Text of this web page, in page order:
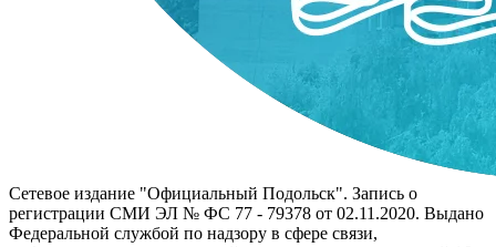
Сетевое издание "Официальный Подольск". Запись о
регистрации СМИ ЭЛ № ФС 77 - 79378 от 02.11.2020. Выдано
Федеральной службой по надзору в сфере связи,